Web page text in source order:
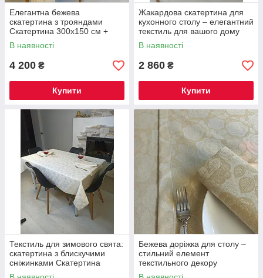
Елегантна бежева
скатертина з трояндами
Скатертина 300х150 см +
доріжка 180х45см + 12
серветок
В наявності
4 200 ₴
Купити
Жакардова скатертина для
кухонного столу – елегантний
текстиль для вашого дому
Скатертина 240х144 см + 8
серветок
В наявності
2 860 ₴
Купити
Текстиль для зимового свята:
скатертина з блискучими
сніжинками Скатертина
300х150 см + доріжка + 8
Бежева доріжка для столу –
стильний елемент
текстильного декору